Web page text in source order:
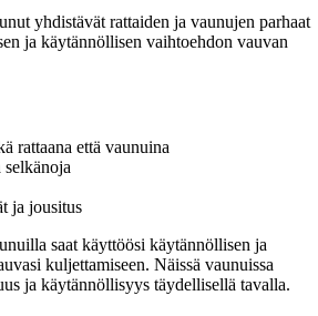
yhdistävät rattaiden ja vaunujen parhaat
ja käytännöllisen vaihtoehdon vauvan
rattaana että vaunuina
selkänoja
ja jousitus
saat käyttöösi käytännöllisen ja
kuljettamiseen. Näissä vaunuissa
ja käytännöllisyys täydellisellä tavalla.